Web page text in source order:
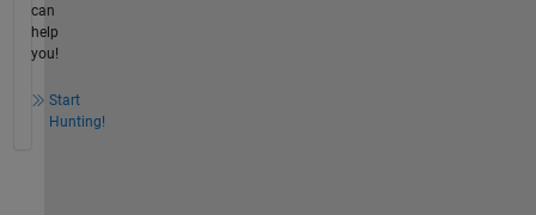
can
help
you!
Start
Hunting!